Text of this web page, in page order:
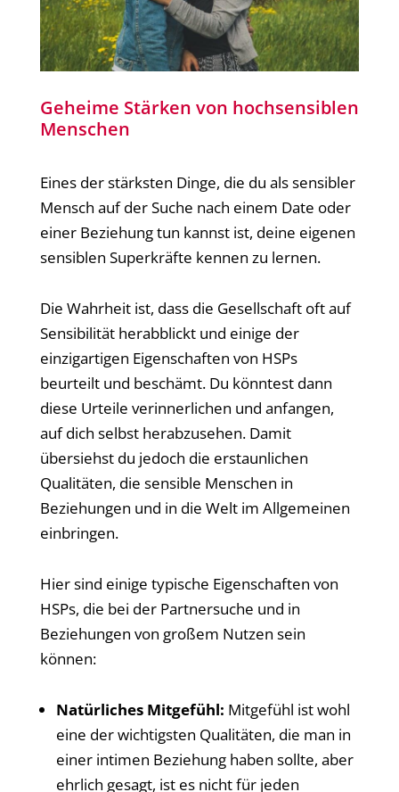
Geheime Stärken von hochsensiblen
Menschen
Eines der stärksten Dinge, die du als sensibler
Mensch auf der Suche nach einem Date oder
einer Beziehung tun kannst ist, deine eigenen
sensiblen Superkräfte kennen zu lernen.
Die Wahrheit ist, dass die Gesellschaft oft auf
Sensibilität herabblickt und einige der
einzigartigen Eigenschaften von HSPs
beurteilt und beschämt. Du könntest dann
diese Urteile verinnerlichen und anfangen,
auf dich selbst herabzusehen. Damit
übersiehst du jedoch die erstaunlichen
Qualitäten, die sensible Menschen in
Beziehungen und in die Welt im Allgemeinen
einbringen.
Hier sind einige typische Eigenschaften von
HSPs, die bei der Partnersuche und in
Beziehungen von großem Nutzen sein
können:
Natürliches Mitgefühl: Mitgefühl ist wohl
eine der wichtigsten Qualitäten, die man in
einer intimen Beziehung haben sollte, aber
ehrlich gesagt, ist es nicht für jeden